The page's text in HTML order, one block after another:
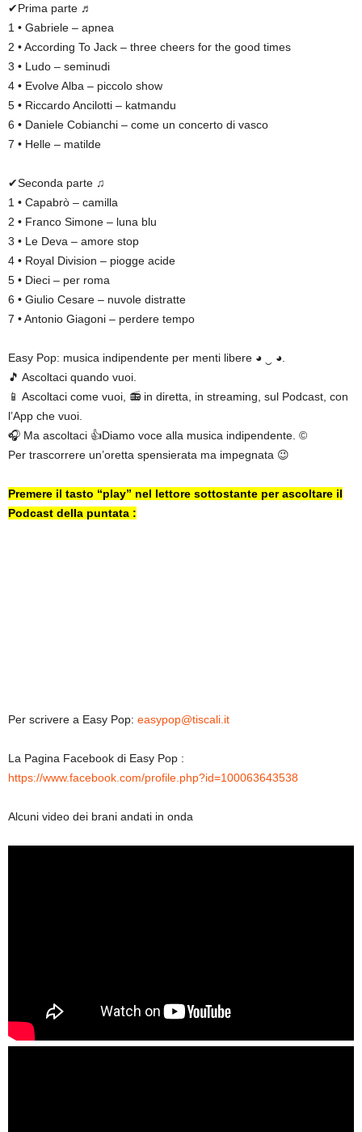
✔Prima parte ♬
1 • Gabriele – apnea
2 • According To Jack – three cheers for the good times
3 • Ludo – seminudi
4 • Evolve Alba – piccolo show
5 • Riccardo Ancilotti – katmandu
6 • Daniele Cobianchi – come un concerto di vasco
7 • Helle – matilde
✔Seconda parte ♫
1 • Capabrò – camilla
2 • Franco Simone – luna blu
3 • Le Deva – amore stop
4 • Royal Division – piogge acide
5 • Dieci – per roma
6 • Giulio Cesare – nuvole distratte
7 • Antonio Giagoni – perdere tempo
Easy Pop: musica indipendente per menti libere ◕ ‿ ◕.
🎵 Ascoltaci quando vuoi.
📱 Ascoltaci come vuoi, 📻 in diretta, in streaming, sul Podcast, con
l’App che vuoi.
🎧 Ma ascoltaci 👍Diamo voce alla musica indipendente. ©
Per trascorrere un’oretta spensierata ma impegnata 😉
Premere il tasto “play” nel lettore sottostante per ascoltare il
Podcast della puntata :
Per scrivere a Easy Pop: easypop@tiscali.it
La Pagina Facebook di Easy Pop :
https://www.facebook.com/profile.php?id=100063643538
Alcuni video dei brani andati in onda